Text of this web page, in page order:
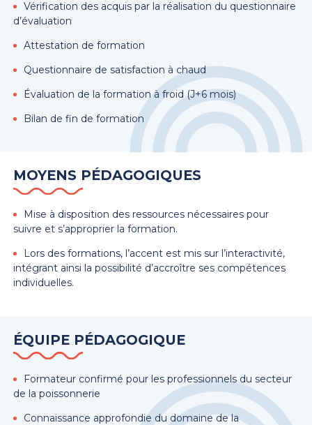
Vérification des acquis par la réalisation du questionnaire
d’évaluation
Attestation de formation
Questionnaire de satisfaction à chaud
Évaluation de la formation à froid (J+6 mois)
Bilan de fin de formation
MOYENS PÉDAGOGIQUES
Mise à disposition des ressources nécessaires pour
suivre et s’approprier la formation.
Lors des formations, l’accent est mis sur l’interactivité,
intégrant ainsi la possibilité d’accroître ses compétences
individuelles.
ÉQUIPE PÉDAGOGIQUE
Formateur confirmé pour les professionnels du secteur
de la poissonnerie
Connaissance approfondie du domaine de la